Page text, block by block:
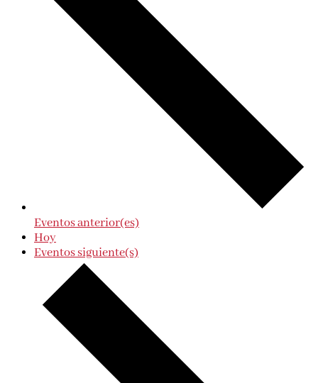
Eventosanterior(es)
Hoy
Eventossiguiente(s)